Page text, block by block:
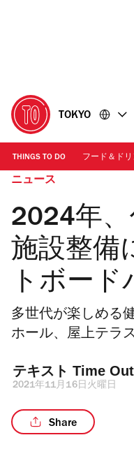
に
移
動
移
動
TOKYO
THINGS TO DO フード＆ドリ
ニュース
2024年
施設整備
トボー
多世代が楽しめる
ホール、屋上テラ
テキスト Time
2021年11月16日火曜日
Share